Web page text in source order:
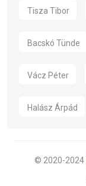
Tisza Tibor
Bacskó Tünde
Vácz Péter
Halász Árpád
© 2020-2024